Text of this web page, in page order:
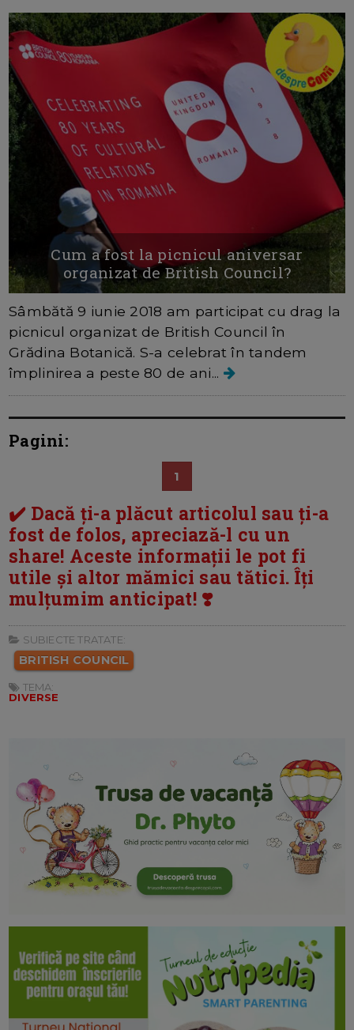
Cum a fost la picnicul aniversar
organizat de British Council?
Sâmbătă 9 iunie 2018 am participat cu drag la
picnicul organizat de British Council în
Grădina Botanică. S-a celebrat în tandem
împlinirea a peste 80 de ani...
Pagini:
1
✔️ Dacă ți-a plăcut articolul sau ți-a
fost de folos, apreciază-l cu un
share! Aceste informații le pot fi
utile și altor mămici sau tătici. Îți
mulțumim anticipat! ❣️
SUBIECTE TRATATE:
BRITISH COUNCIL
TEMA:
DIVERSE